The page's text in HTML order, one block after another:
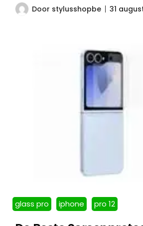
Door stylusshopbe 31
glass pro iphone pro 12